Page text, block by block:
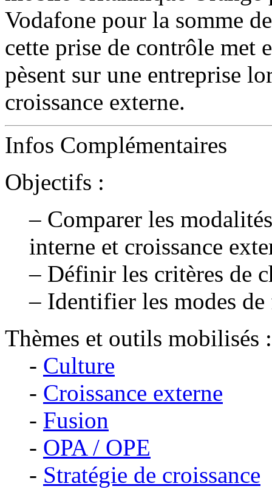
Vodafone pour la somme
cette prise de contrôle met
pèsent sur une entreprise
croissance externe.
Infos Complémentaires
Objectifs :
– Comparer les
interne et croissance
– Définir les critères de
– Identifier les modes
Thèmes et outils mobilisés :
- Culture
- Croissance externe
- Fusion
- OPA / OPE
- Stratégie de croissance